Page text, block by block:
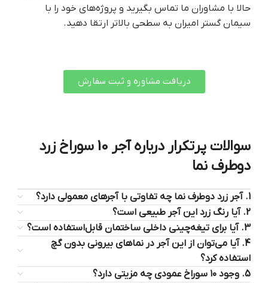
حالا با مشاوران ما تماس بگیرید و پروژه‌های خود را با
سیمان گستر امیران به سطحی بالاتر ارتقا دهید.
دریافت مشاوره و ثبت سفارش
سوالات پرتکرار درباره آجر 10 سوراخ زرد
دوطرف نما
1. آجر زرد دوطرف نما چه تفاوتی با آجرهای معمولی دارد؟
2. آیا رنگ زرد این آجر طبیعی است؟
3. آیا برای تیغه‌چینی داخلی ساختمان قابل‌استفاده است؟
4. آیا می‌توان از این آجر در نماهای بیرونی بدون گچ
استفاده کرد؟
5. وجود ۱۰ سوراخ عمودی چه مزیتی دارد؟